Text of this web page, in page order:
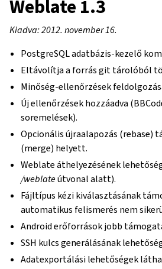
Weblate 1.3
Kiadva: 2012. november 16.
PostgreSQL adatbázis-kezelő
Eltávolítja a forrás git tárolóból
Minőség-ellenőrzések
Új ellenőrzések hozzáadva
soremelések).
Opcionális újraalapozás (rebase)
(merge) helyett.
Weblate áthelyezésének
/weblateútvonal alatt).
Fájltípus kézi kiválasztásának
automatikus felismerés nem
Android erőforrások jobb
SSH kulcs generálásának
Adatexportálási lehetőségek